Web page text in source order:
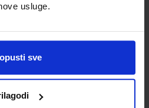
usluge.
sve
prijava
informacije o novim